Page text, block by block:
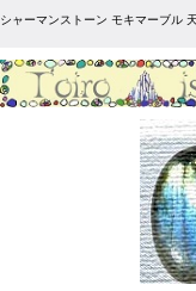
シャーマンストーン モキマーブル